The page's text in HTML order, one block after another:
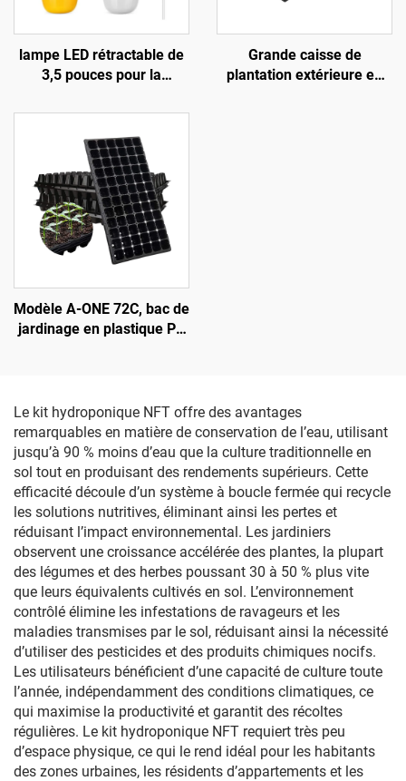
lampe LED rétractable de
3,5 pouces pour la
lumière à spectre complet
avec minuterie réglable et
corps en aluminium,
classe de protection IP42,
destinée à la floraison
Grande caisse de
plantation extérieure en
Modèle A-ONE 72C, bac de
jardinage en plastique PS
pépinière avec couvercles,
pour hydroponie
Le kit hydroponique NFT offre des avantages
remarquables en matière de conservation de l’eau, utilisant
jusqu’à 90 % moins d’eau que la culture traditionnelle en
sol tout en produisant des rendements supérieurs. Cette
efficacité découle d’un système à boucle fermée qui recycle
les solutions nutritives, éliminant ainsi les pertes et
réduisant l’impact environnemental. Les jardiniers
observent une croissance accélérée des plantes, la plupart
des légumes et des herbes poussant 30 à 50 % plus vite
que leurs équivalents cultivés en sol. L’environnement
contrôlé élimine les infestations de ravageurs et les
maladies transmises par le sol, réduisant ainsi la nécessité
d’utiliser des pesticides et des produits chimiques nocifs.
Les utilisateurs bénéficient d’une capacité de culture toute
l’année, indépendamment des conditions climatiques, ce
qui maximise la productivité et garantit des récoltes
régulières. Le kit hydroponique NFT requiert très peu
d’espace physique, ce qui le rend idéal pour les habitants
des zones urbaines, les résidents d’appartements et les